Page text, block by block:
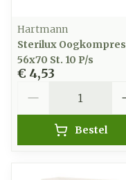
Hartmann
Sterilux Oogkompres
56x70 St. 10 P/s
€ 4,53
Bestel